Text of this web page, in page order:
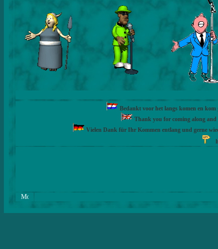
Bedankt voor het langs komen en
Thank you for coming along and
Vielen Dank für Ihr Kommen entlang und gerne